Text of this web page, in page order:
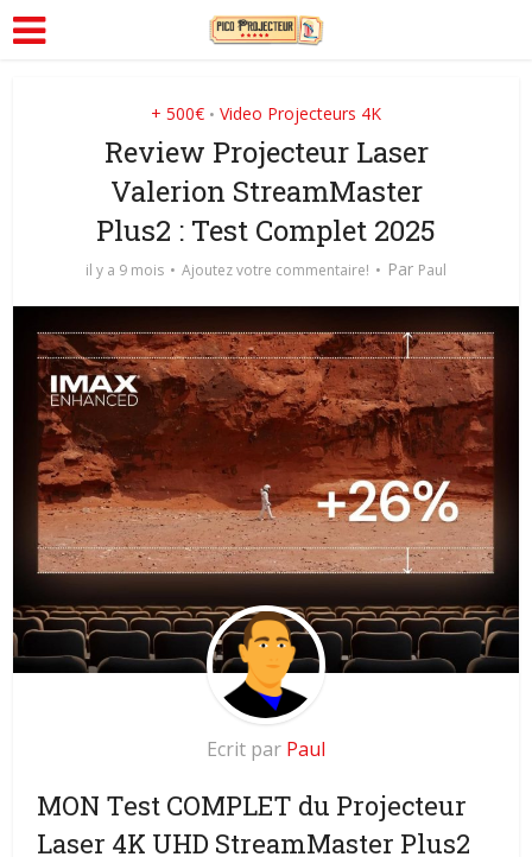
+ 500€ • Video Projecteurs 4K
Review Projecteur Laser
Valerion StreamMaster
Plus2 : Test Complet 2025
il y a 9 mois Ajoutez votre commentaire! Par Paul
Ecrit par Paul
MON Test COMPLET du Projecteur
Laser 4K UHD StreamMaster Plus2